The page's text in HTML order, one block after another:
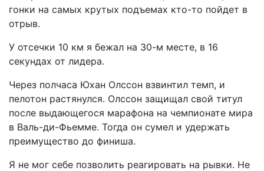
гонки на самых крутых подъемах кто-то пойдет в
отрыв.
У отсечки 10 км я бежал на 30-м месте, в 16
секундах от лидера.
Через полчаса Юхан Олссон взвинтил темп, и
пелотон растянулся. Олссон защищал свой титул
после выдающегося марафона на чемпионате мира
в Валь-ди-Фьемме. Тогда он сумел и удержать
преимущество до финиша.
Я не мог себе позволить реагировать на рывки. Не